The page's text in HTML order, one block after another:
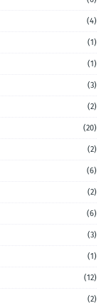
(4)
(1)
(1)
(3)
(2)
(20)
(2)
(6)
(2)
(6)
(3)
(1)
(12)
(2)